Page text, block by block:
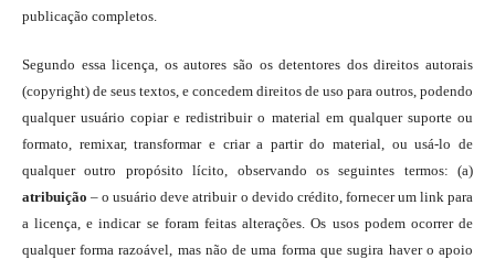
publicação completos.
Segundo essa licença, os autores são os detentores dos direitos autorais
(copyright) de seus textos, e concedem direitos de uso para outros, podendo
qualquer usuário copiar e redistribuir o material em qualquer suporte ou
formato, remixar, transformar e criar a partir do material, ou usá-lo de
qualquer outro propósito lícito, observando os seguintes termos: (a)
atribuição – o usuário deve atribuir o devido crédito, fornecer um link para
a licença, e indicar se foram feitas alterações. Os usos podem ocorrer de
qualquer forma razoável, mas não de uma forma que sugira haver o apoio